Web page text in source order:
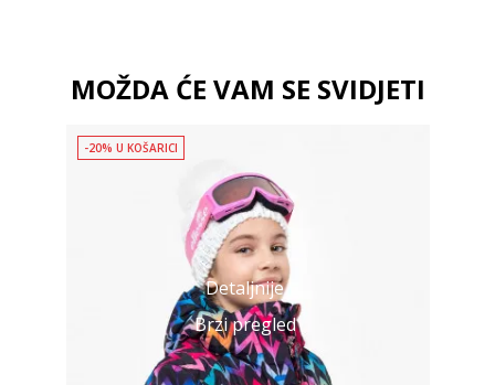
MOŽDA ĆE VAM SE SVIDJETI
Detaljnije
Brzi pregled
-20% U KOŠARICI